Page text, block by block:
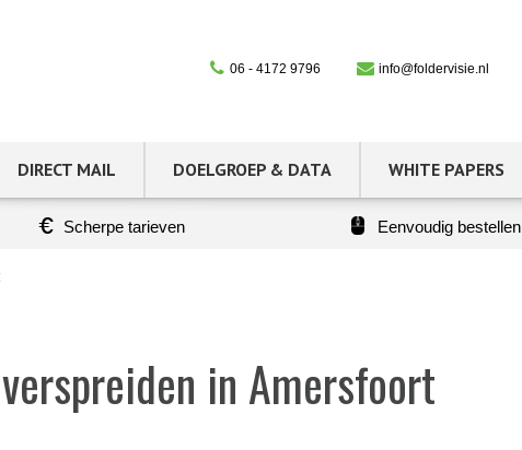
06 - 4172 9796 info@foldervisie.nl
DIRECT MAIL DOELGROEP & DATA WHITE PAPERS
Scherpe tarieven Eenvoudig bestellen
in Amersfoort